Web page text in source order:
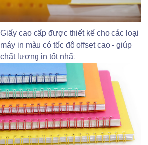
Giấy cao cấp được thiết kế cho các loại
máy in màu có tốc độ offset cao - giúp
chất lượng in tốt nhất